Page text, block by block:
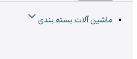
ماشین آلات بسته بندی